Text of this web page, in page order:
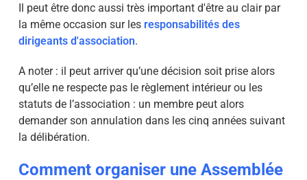
Il peut être donc aussi très important d'être au clair par
la même occasion sur les responsabilités des
dirigeants d'association.
A noter : il peut arriver qu’une décision soit prise alors
qu’elle ne respecte pas le règlement intérieur ou les
statuts de l’association : un membre peut alors
demander son annulation dans les cinq années suivant
la délibération.
Comment organiser une Assemblée